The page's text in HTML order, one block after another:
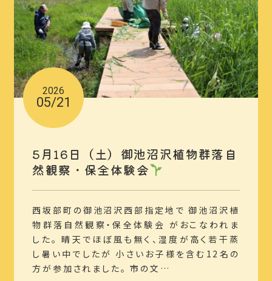
2026
05/21
5月16日（土）御池沼沢植物群落自
然観察・保全体験会
西坂部町の御池沼沢西部指定地で 御池沼沢植
物群落自然観察・保全体験会 がおこなわれま
した。 晴天でほぼ風も無く、湿度が高く若干蒸
し暑い中でしたが 小さいお子様を含む12名の
方が参加されました。 市の文…